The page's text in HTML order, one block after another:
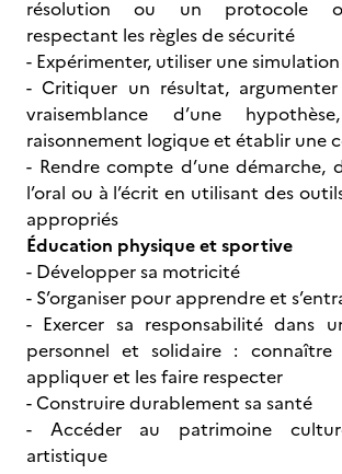
résolution ou un protocole
respectant les règles de sécurité
- Expérimenter, utiliser une simulation
- Critiquer un résultat,
vraisemblance d’une
raisonnement logique et établir une
- Rendre compte d’une démarche,
l’oral ou à l’écrit en utilisant des
appropriés
Éducation physique et sportive
- Développer sa motricité
- S’organiser pour apprendre et
- Exercer sa responsabilité dans
personnel et solidaire : connaître
appliquer et les faire respecter
- Construire durablement sa santé
- Accéder au patrimoine
artistique